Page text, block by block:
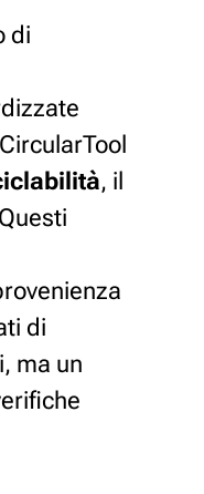
di
, il
di
ma un